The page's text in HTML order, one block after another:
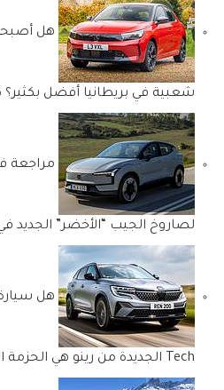
هل
شعبية في بريطانيا أفضل بكثير؟
لصاروخ الجيب “الأخضر” الجديد
Tech الجديدة من رينو هي الحزمة الكاملة؟ نحن نقودها